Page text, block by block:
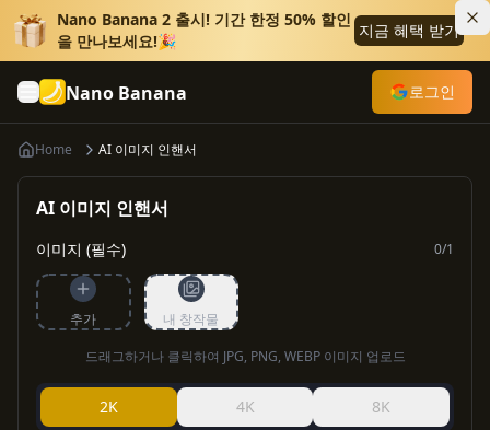
Nano Banana 2 출시! 기간 한정 50% 할인
을 만나보세요!🎉
지금 혜택 받기
Nano Banana 로그인
Home AI 이미지 인핸서
AI 이미지 인핸서
이미지 (필수) 0/1
추가
내 창작물
드래그하거나 클릭하여 JPG, PNG, WEBP 이미지 업로드
2K 4K 8K